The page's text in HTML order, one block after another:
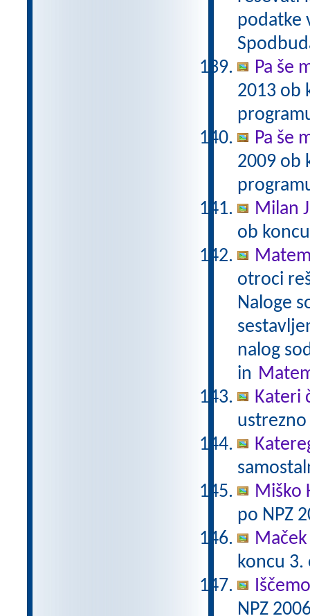
podatke
Pa še
2013 ob
Pa še
2009 ob
Milan
ob
otroci
Naloge
nalog
in
Kateri
Miško
po NPZ
koncu
NPZ